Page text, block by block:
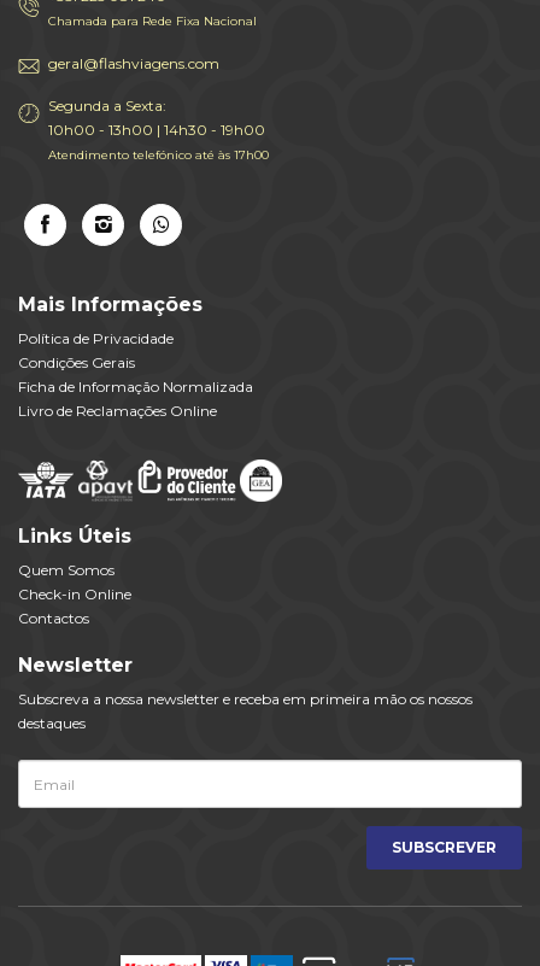
Chamada para Rede Fixa Nacional
geral@flashviagens.com
Segunda a Sexta:
10h00 - 13h00 | 14h30 - 19h00
Atendimento telefónico até às 17h00
Mais Informações
Política de Privacidade
Condições Gerais
Ficha de Informação Normalizada
Livro de Reclamações Online
Links Úteis
Quem Somos
Check-in Online
Contactos
Newsletter
Subscreva a nossa newsletter e receba em primeira mão os nossos
destaques